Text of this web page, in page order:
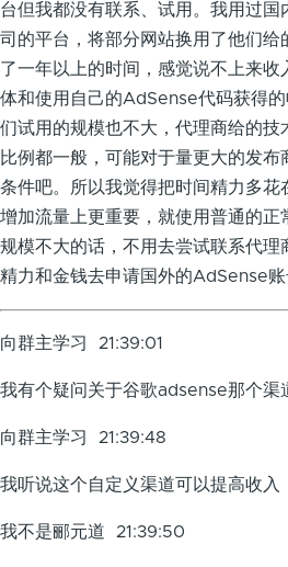
台但我都没有联系、试用。我用过
司的平台，将部分网站换用了他们给
了一年以上的时间，感觉说不上来收
体和使用自己的AdSense代码获得
们试用的规模也不大，代理商给的技
比例都一般，可能对于量更大的发布
条件吧。所以我觉得把时间精力多花
增加流量上更重要，就使用普通的正
规模不大的话，不用去尝试联系代理
精力和金钱去申请国外的AdSense账
向群主学习 21:39:01
我有个疑问关于谷歌adsense那个渠
向群主学习 21:39:48
我听说这个自定义渠道可以提高收入
我不是郦元道 21:39:50